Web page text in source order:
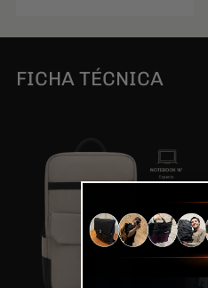
FICHA TÉCNICA